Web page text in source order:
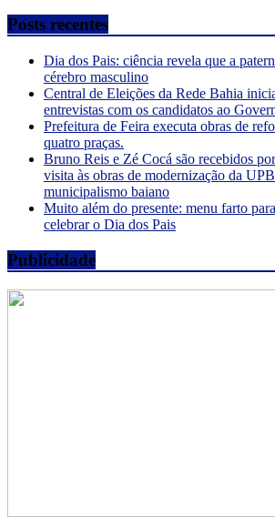
Posts recentes
Dia dos Pais: ciência revela que a
cérebro masculino
Central de Eleições da Rede Bahia
entrevistas com os candidatos ao
Prefeitura de Feira executa obras de
quatro praças.
Bruno Reis e Zé Cocá são recebidos
visita às obras de modernização da
municipalismo baiano
Muito além do presente: menu farto
celebrar o Dia dos Pais
Publicidade